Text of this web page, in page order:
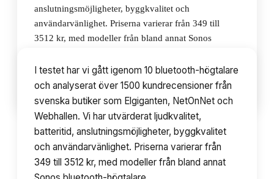
anslutningsmöjligheter, byggkvalitet och
användarvänlighet. Priserna varierar från 349 till
3512 kr, med modeller från bland annat Sonos
Innehållsförteckning 10avsnitt
I testet har vi gått igenom 10 bluetooth-högtalare
och analyserat över 1500 kundrecensioner från
svenska butiker som Elgiganten, NetOnNet och
Webhallen. Vi har utvärderat ljudkvalitet,
batteritid, anslutningsmöjligheter, byggkvalitet
och användarvänlighet. Priserna varierar från
349 till 3512 kr, med modeller från bland annat